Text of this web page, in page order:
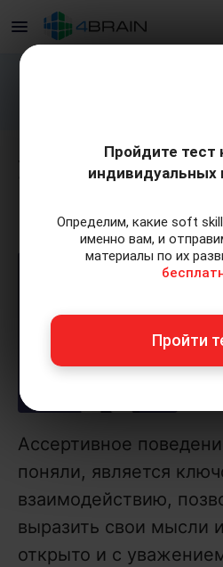
Подарим
Урок 3. Враги
Ассертивное
поняли, является
взаимодействию,
выразить свои мысли
открыто и с
Пройдите тест
индивидуальных
Определим, какие soft
именно вам, и
материалы по их
Пройти